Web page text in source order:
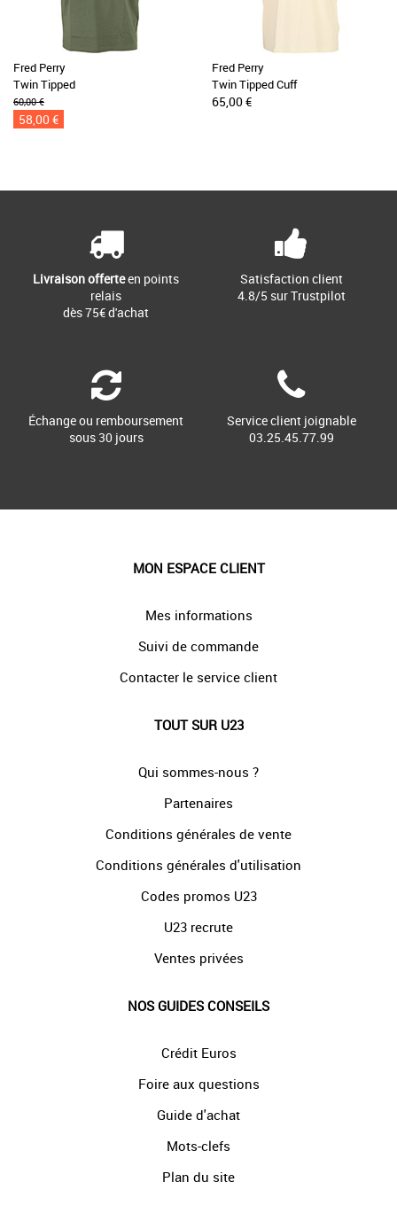
Fred Perry
Twin Tipped
60,00 €
58,00 €
Fred Perry
Twin Tipped Cuff
65,00 €
Livraison offerteen points
relais
dès 75€ d'achat
Satisfaction client
4.8/5 sur Trustpilot
Échange ou remboursement
sous 30 jours
Service client joignable
03.25.45.77.99
MON ESPACE CLIENT
Mes informations
Suivi de commande
Contacter le service client
TOUT SUR U23
Qui sommes-nous ?
Partenaires
Conditions générales de vente
Conditions générales d'utilisation
Codes promos U23
U23 recrute
Ventes privées
NOS GUIDES CONSEILS
Crédit Euros
Foire aux questions
Guide d'achat
Mots-clefs
Plan du site